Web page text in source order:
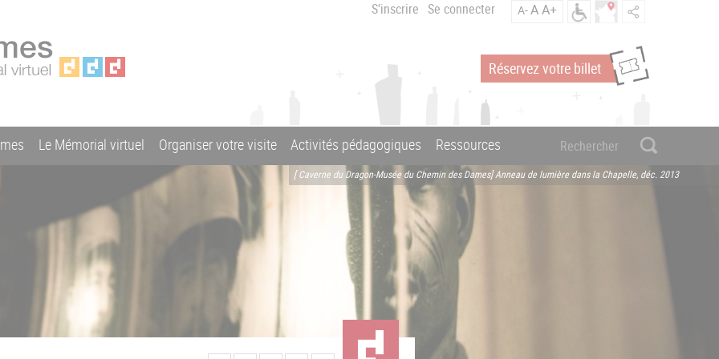
S'inscrire Se connecter A-AA+
Réservez votre billet
Le Mémorial virtuel Organiser votre visite Activités pédagogiques Ressources
[ Caverne du Dragon-Musée du Chemin des Dames] Anneau de lumière dans la Chapelle, déc. 2013